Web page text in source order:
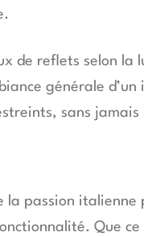
de reflets selon
générale
sans jamais
passion
Que